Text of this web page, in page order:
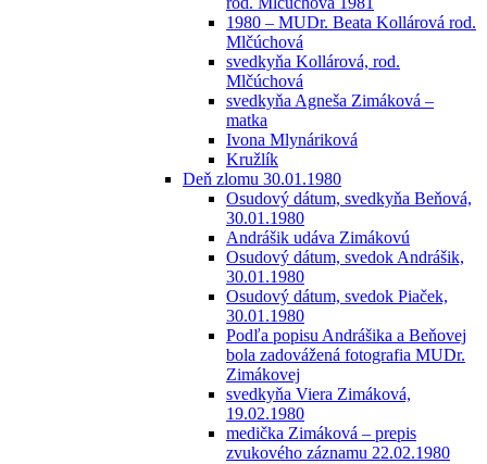
1980 – MUDr. Beata Kollárová rod.
Mlčúchová
svedkyňa Kollárová, rod.
Mlčúchová
svedkyňa Agneša Zimáková –
matka
Ivona Mlynáriková
Kružlík
Deň zlomu 30.01.1980
Osudový dátum, svedkyňa Beňová,
30.01.1980
Andrášik udáva Zimákovú
Osudový dátum, svedok Andrášik,
30.01.1980
Osudový dátum, svedok Piaček,
30.01.1980
Podľa popisu Andrášika a Beňovej
bola zadovážená fotografia MUDr.
Zimákovej
svedkyňa Viera Zimáková,
19.02.1980
medička Zimáková – prepis
zvukového záznamu 22.02.1980